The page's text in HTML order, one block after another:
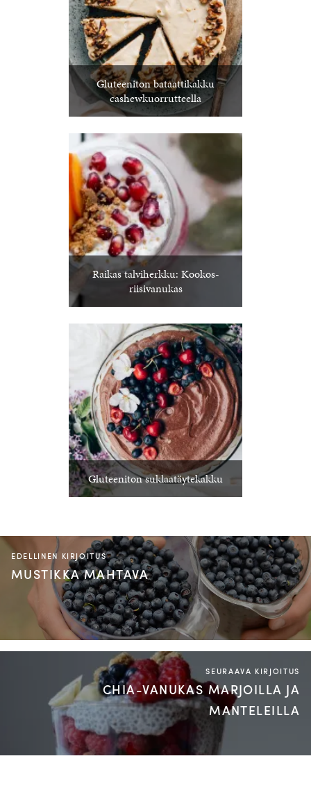
Gluteeniton bataattikakku
cashewkuorrutteella
Raikas talviherkku: Kookos-
riisivanukas
Gluteeniton suklaatäytekakku
EDELLINEN KIRJOITUS
MUSTIKKA MAHTAVA
SEURAAVA KIRJOITUS
CHIA-VANUKAS MARJOILLA JA
MANTELEILLA